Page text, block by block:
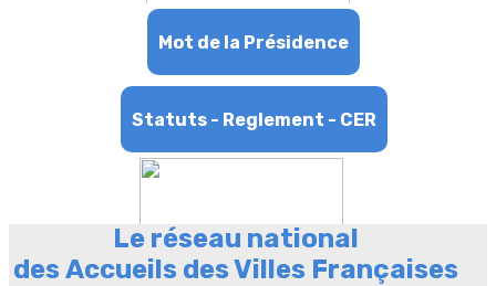
Mot de la Présidence
Statuts - Reglement - CER
Le réseau national
desAccueils des Villes Françaises